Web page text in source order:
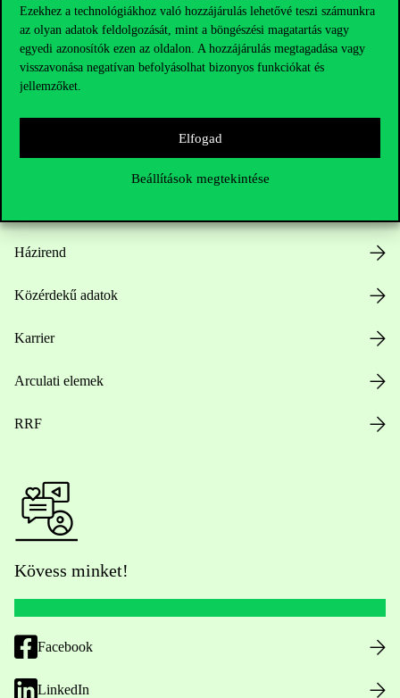
Ezekhez a technológiákhoz való hozzájárulás lehetővé teszi számunkra
az olyan adatok feldolgozását, mint a böngészési magatartás vagy
egyedi azonosítók ezen az oldalon. A hozzájárulás megtagadása vagy
visszavonása negatívan befolyásolhat bizonyos funkciókat és
jellemzőket.
Elfogad
Beállítások megtekintése
Házirend
Közérdekű adatok
Karrier
Arculati elemek
RRF
Kövess minket!
Facebook
LinkedIn